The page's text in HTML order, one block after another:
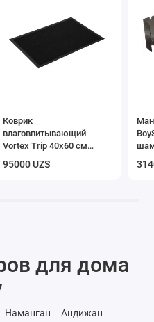
Коврик
влаговпитывающий
Vortex Trip 40х60 см
95000 UZS
для дома
Наманган
Андижан